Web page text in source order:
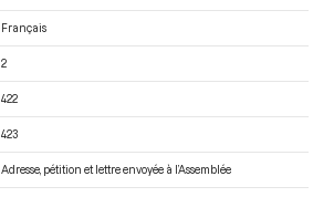
Français
2
422
423
Adresse, pétition et lettre envoyée à l’Assemblée